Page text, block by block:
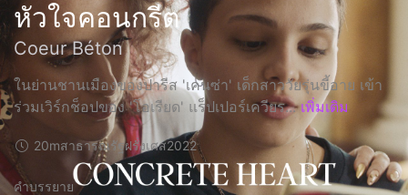
หัวใจคอนกรีต
Coeur Béton
ในย่านชานเมืองของปารีส 'เคนซ่า' เด็กสาววัยรุ่นขี้อาย เข้า
ร่วมเวิร์กช็อปของ 'โอเรียด' แร็ปเปอร์เควียร... เพิ่มเติม
20mสาธารณรัฐฝรั่งเศส2022
คำบรรยาย